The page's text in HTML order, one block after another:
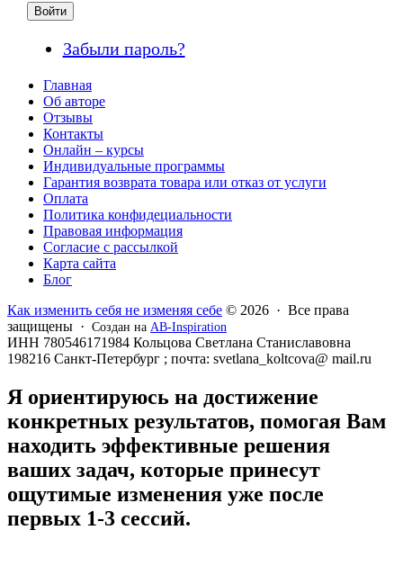
Войти
Забыли пароль?
Главная
Об авторе
Отзывы
Контакты
Онлайн – курсы
Индивидуальные программы
Гарантия возврата товара или отказ от услуги
Оплата
Политика конфидециальности
Правовая информация
Согласие с рассылкой
Карта сайта
Блог
Как изменить себя не изменяя себе © 2026 · Все права
защищены · Создан на AB-Inspiration
ИНН 780546171984 Кольцова Светлана Станиславовна
198216 Санкт-Петербург ; почта: svetlana_koltcova@ mail.ru
Я ориентируюсь на достижение
конкретных результатов, помогая Вам
находить эффективные решения
ваших задач, которые принесут
ощутимые изменения уже после
первых 1-3 сессий.